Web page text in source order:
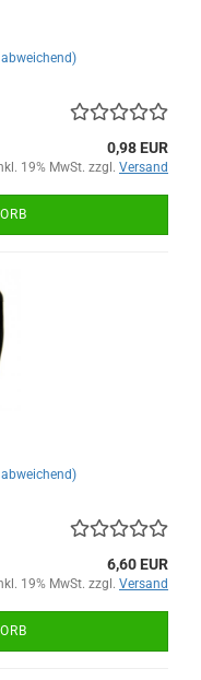
0,98 EUR
19% MwSt. zzgl. Versand
6,60 EUR
19% MwSt. zzgl. Versand